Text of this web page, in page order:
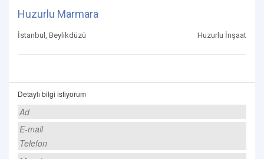
Huzurlu Marmara
İstanbul, Beylikdüzü Huzurlu İnşaat
Detaylı bilgi istiyorum